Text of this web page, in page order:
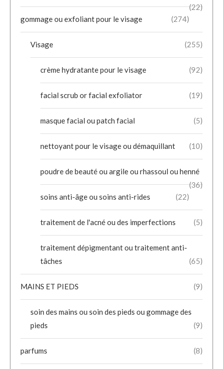
(22)
gommage ou exfoliant pour le visage
(274)
Visage (255)
crème hydratante pour le visage (92)
facial scrub or facial exfoliator (19)
masque facial ou patch facial (5)
nettoyant pour le visage ou démaquillant (10)
poudre de beauté ou argile ou rhassoul ou henné
(36)
soins anti-âge ou soins anti-rides
(22)
traitement de l'acné ou des imperfections (5)
traitement dépigmentant ou traitement anti-
tâches
(65)
MAINS ET PIEDS (9)
soin des mains ou soin des pieds ou gommage des
pieds
(9)
parfums (8)